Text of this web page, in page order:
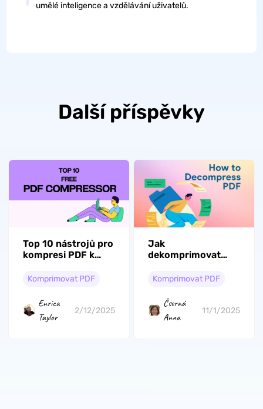
umělé inteligence a vzdělávání uživatelů.
Další příspěvky
Top 10 nástrojů pro
kompresi PDF k
velikosti souboru
Komprimovat PDF
Enrica
Taylor
2/12/2025
Jak
dekomprimovat
Komprimovat PDF
Čserná
Anna
11/1/2025